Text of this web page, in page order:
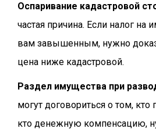
Оспаривание кадастровой
частая причина. Если налог на
вам завышенным, нужно
цена ниже кадастровой.
Раздел имущества при
могут договориться о том, кто
кто денежную компенсацию,